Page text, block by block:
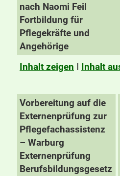
nach Naomi Feil
Fortbildung für
Pflegekräfte und
Angehörige
Inhalt zeigen I Inhalt
Vorbereitung auf die
Externenprüfung zur
Pflegefachassistenz
– Warburg
Externenprüfung
Berufsbildungsgesetz